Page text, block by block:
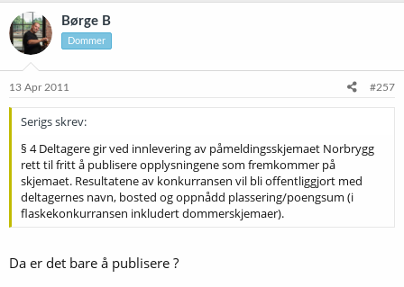
Børge B
Dommer
13 Apr 2011 #257
Serigs skrev:
§ 4 Deltagere gir ved innlevering av påmeldingsskjemaet Norbrygg
rett til fritt å publisere opplysningene som fremkommer på
skjemaet. Resultatene av konkurransen vil bli offentliggjort med
deltagernes navn, bosted og oppnådd plassering/poengsum (i
flaskekonkurransen inkludert dommerskjemaer).
Da er det bare å publisere ?